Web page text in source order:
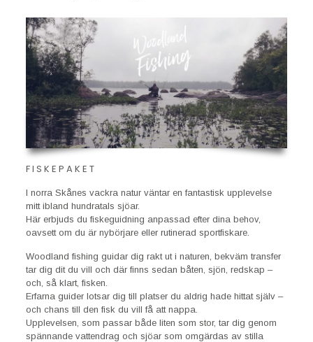
FISKEPAKET
I norra Skånes vackra natur väntar en fantastisk upplevelse
mitt ibland hundratals sjöar.
Här erbjuds du fiskeguidning anpassad efter dina behov,
oavsett om du är nybörjare eller rutinerad sportfiskare.
Woodland fishing guidar dig rakt ut i naturen, bekväm transfer
tar dig dit du vill och där finns sedan båten, sjön, redskap –
och, så klart, fisken.
Erfarna guider lotsar dig till platser du aldrig hade hittat själv –
och chans till den fisk du vill få att nappa.
Upplevelsen, som passar både liten som stor, tar dig genom
spännande vattendrag och sjöar som omgärdas av stilla